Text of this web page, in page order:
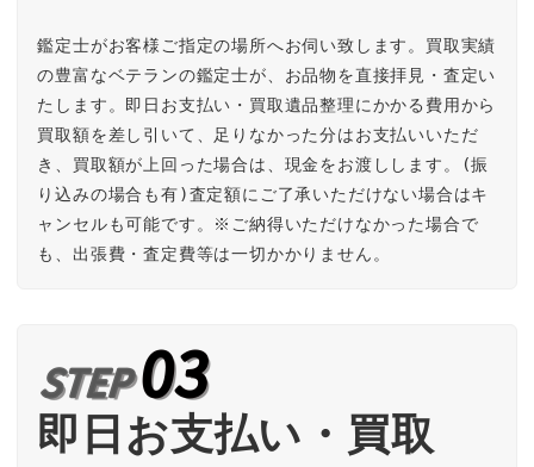
鑑定士がお客様ご指定の場所へお伺い致します。買取実績
の豊富なベテランの鑑定士が、お品物を直接拝見・査定い
たします。即日お支払い・買取遺品整理にかかる費用から
買取額を差し引いて、足りなかった分はお支払いいただ
き、買取額が上回った場合は、現金をお渡しします。(振
り込みの場合も有)査定額にご了承いただけない場合はキ
ャンセルも可能です。※ご納得いただけなかった場合で
も、出張費・査定費等は一切かかりません。
即日お支払い・買取